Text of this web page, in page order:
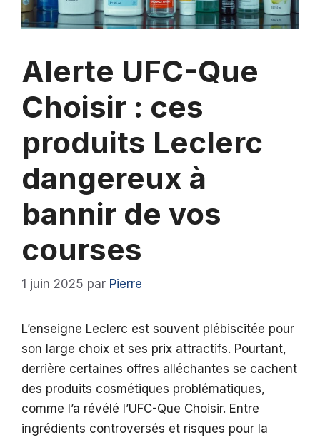
Alerte UFC-Que
Choisir : ces
produits Leclerc
dangereux à
bannir de vos
courses
1 juin 2025 par Pierre
L’enseigne Leclerc est souvent plébiscitée pour
son large choix et ses prix attractifs. Pourtant,
derrière certaines offres alléchantes se cachent
des produits cosmétiques problématiques,
comme l’a révélé l’UFC-Que Choisir. Entre
ingrédients controversés et risques pour la